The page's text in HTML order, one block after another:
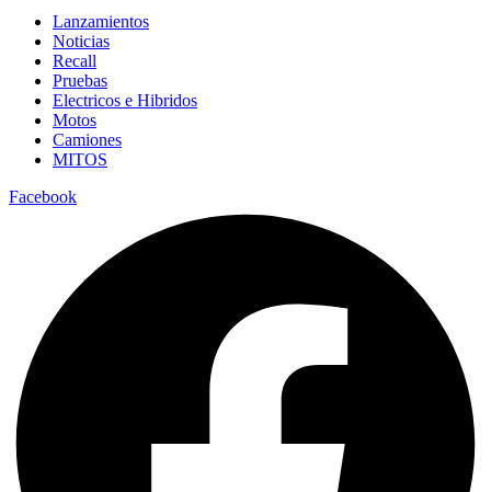
Lanzamientos
Noticias
Recall
Pruebas
Electricos e Hibridos
Motos
Camiones
MITOS
Facebook